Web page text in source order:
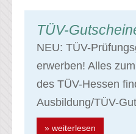
TÜV-
NEU: TÜV-
erwerben! Alles
des TÜV-Hessen
Ausbildung/TÜV-
» weiterlesen